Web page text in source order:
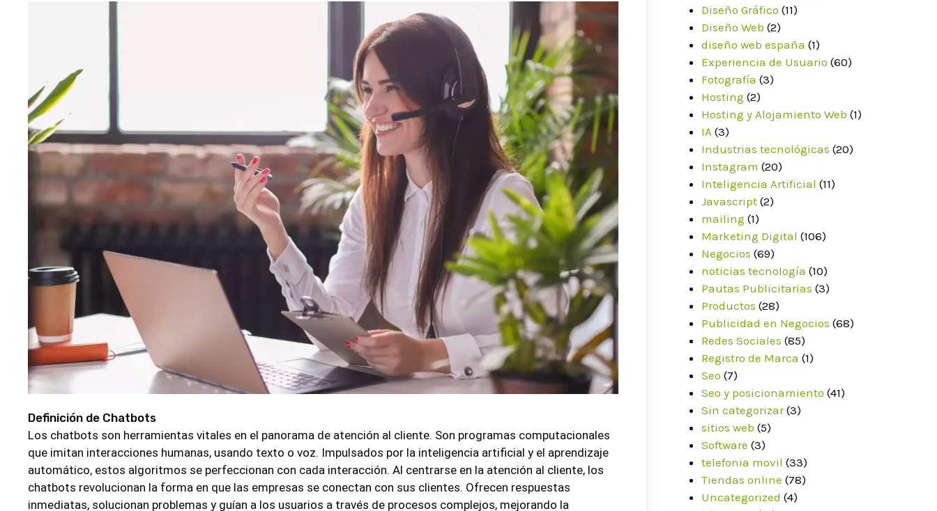
Definición de Chatbots
Los chatbots son herramientas vitales en el panorama de atención al cliente. Son programas computacionales
que imitan interacciones humanas, usando texto o voz. Impulsados por la inteligencia artificial y el aprendizaje
automático, estos algoritmos se perfeccionan con cada interacción. Al centrarse en la atención al cliente, los
chatbots revolucionan la forma en que las empresas se conectan con sus clientes. Ofrecen respuestas
inmediatas, solucionan problemas y guían a los usuarios a través de procesos complejos, mejorando la
Diseño Gráfico (11)
Diseño Web (2)
diseño web españa (1)
Experiencia de Usuario (60)
Fotografía (3)
Hosting (2)
Hosting y Alojamiento Web (1)
IA(3)
Industrias tecnológicas (20)
Instagram (20)
Inteligencia Artificial (11)
Javascript(2)
mailing (1)
Marketing Digital (106)
Negocios (69)
noticias tecnología (10)
Pautas Publicitarias (3)
Productos (28)
Publicidad en Negocios (68)
Redes Sociales (85)
Registro de Marca (1)
Seo (7)
Seo y posicionamiento (41)
Sin categorizar(3)
sitios web (5)
Software (3)
telefonia movil (33)
Tiendas online (78)
Uncategorized (4)